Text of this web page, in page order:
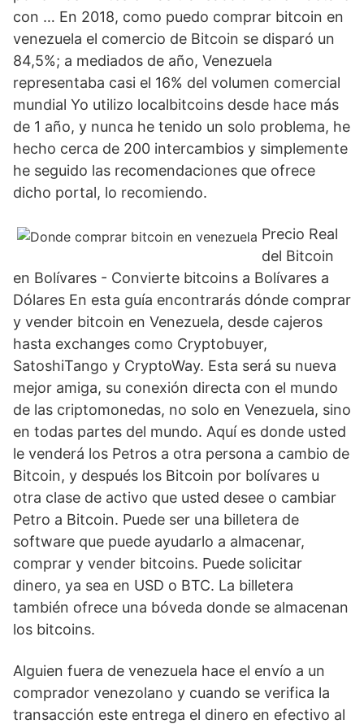
con … En 2018, como puedo comprar bitcoin en
venezuela el comercio de Bitcoin se disparó un
84,5%; a mediados de año, Venezuela
representaba casi el 16% del volumen comercial
mundial Yo utilizo localbitcoins desde hace más
de 1 año, y nunca he tenido un solo problema, he
hecho cerca de 200 intercambios y simplemente
he seguido las recomendaciones que ofrece
dicho portal, lo recomiendo.
Precio Real
del Bitcoin
en Bolívares - Convierte bitcoins a Bolívares a
Dólares En esta guía encontrarás dónde comprar
y vender bitcoin en Venezuela, desde cajeros
hasta exchanges como Cryptobuyer,
SatoshiTango y CryptoWay. Esta será su nueva
mejor amiga, su conexión directa con el mundo
de las criptomonedas, no solo en Venezuela, sino
en todas partes del mundo. Aquí es donde usted
le venderá los Petros a otra persona a cambio de
Bitcoin, y después los Bitcoin por bolívares u
otra clase de activo que usted desee o cambiar
Petro a Bitcoin. Puede ser una billetera de
software que puede ayudarlo a almacenar,
comprar y vender bitcoins. Puede solicitar
dinero, ya sea en USD o BTC. La billetera
también ofrece una bóveda donde se almacenan
los bitcoins.
Alguien fuera de venezuela hace el envío a un
comprador venezolano y cuando se verifica la
transacción este entrega el dinero en efectivo al